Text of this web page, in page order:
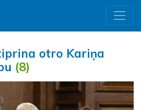
otro Kariņa
(8)